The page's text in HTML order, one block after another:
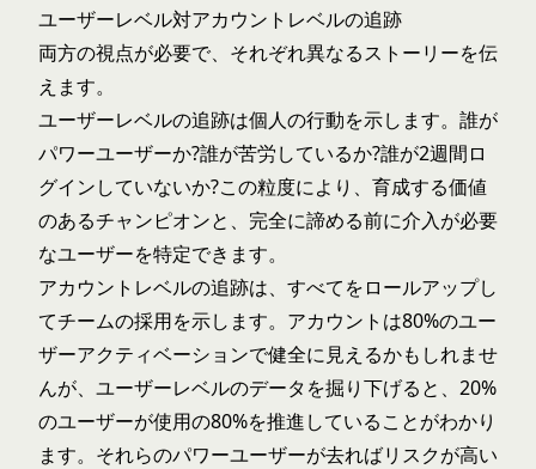
ユーザーレベル対アカウントレベルの追跡
両方の視点が必要で、それぞれ異なるストーリーを伝
えます。
ユーザーレベルの追跡は個人の行動を示します。誰が
パワーユーザーか?誰が苦労しているか?誰が2週間ロ
グインしていないか?この粒度により、育成する価値
のあるチャンピオンと、完全に諦める前に介入が必要
なユーザーを特定できます。
アカウントレベルの追跡は、すべてをロールアップし
てチームの採用を示します。アカウントは80%のユー
ザーアクティベーションで健全に見えるかもしれませ
んが、ユーザーレベルのデータを掘り下げると、20%
のユーザーが使用の80%を推進していることがわかり
ます。それらのパワーユーザーが去ればリスクが高い